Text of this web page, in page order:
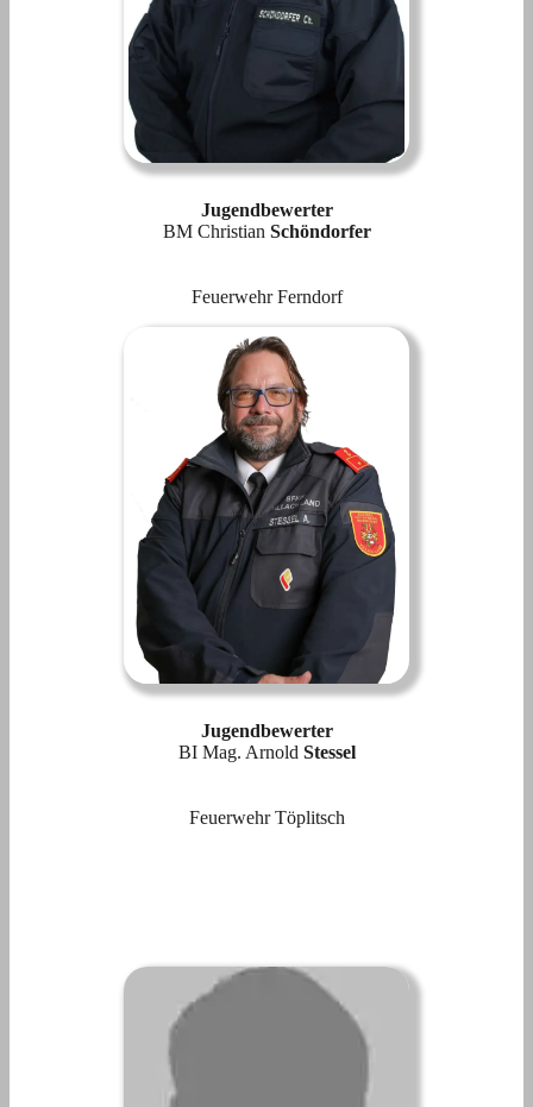
Jugendbewerter
BM Christian Schöndorfer
Feuerwehr Ferndorf
Jugendbewerter
BI Mag. Arnold Stessel
Feuerwehr Töplitsch